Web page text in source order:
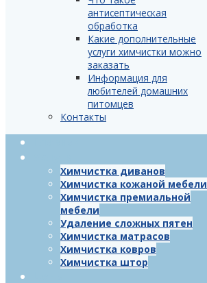
антисептическая
обработка
Какие дополнительные
услуги химчистки можно
заказать
Информация для
любителей домашних
питомцев
Контакты
Химчистка диванов
Химчистка кожаной мебели
Химчистка премиальной
мебели
Удаление сложных пятен
Химчистка матрасов
Химчистка ковров
Химчистка штор